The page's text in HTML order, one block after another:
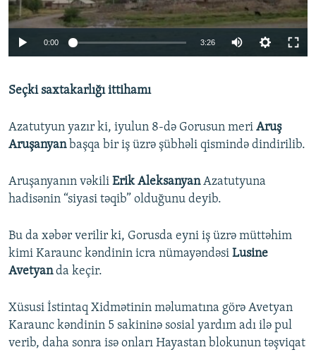
720p 1080p
0:00 3:26
720p
Seçki saxtakarlığı ittihamı
Azatutyun yazır ki, iyulun 8-də Gorusun meri Aruş
Aruşanyanbaşqa bir iş üzrə şübhəli qismində dindirilib.
Aruşanyanın vəkili Erik AleksanyanAzatutyuna
hadisənin “siyasi təqib” olduğunu deyib.
Bu da xəbər verilir ki, Gorusda eyni iş üzrə müttəhim
kimi Karaunc kəndinin icra nümayəndəsi Lusine
Avetyanda keçir.
Xüsusi İstintaq Xidmətinin məlumatına görə Avetyan
Karaunc kəndinin 5 sakininə sosial yardım adı ilə pul
verib, daha sonra isə onları Hayastan blokunun təşviqat